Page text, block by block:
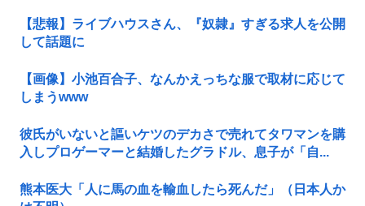
【悲報】ライブハウスさん、『奴隷』すぎる求人を公開
して話題に
【画像】小池百合子、なんかえっちな服で取材に応じて
しまうwww
彼氏がいないと謳いケツのデカさで売れてタワマンを購
入しプロゲーマーと結婚したグラドル、息子が「自...
熊本医大「人に馬の血を輸血したら死んだ」（日本人か